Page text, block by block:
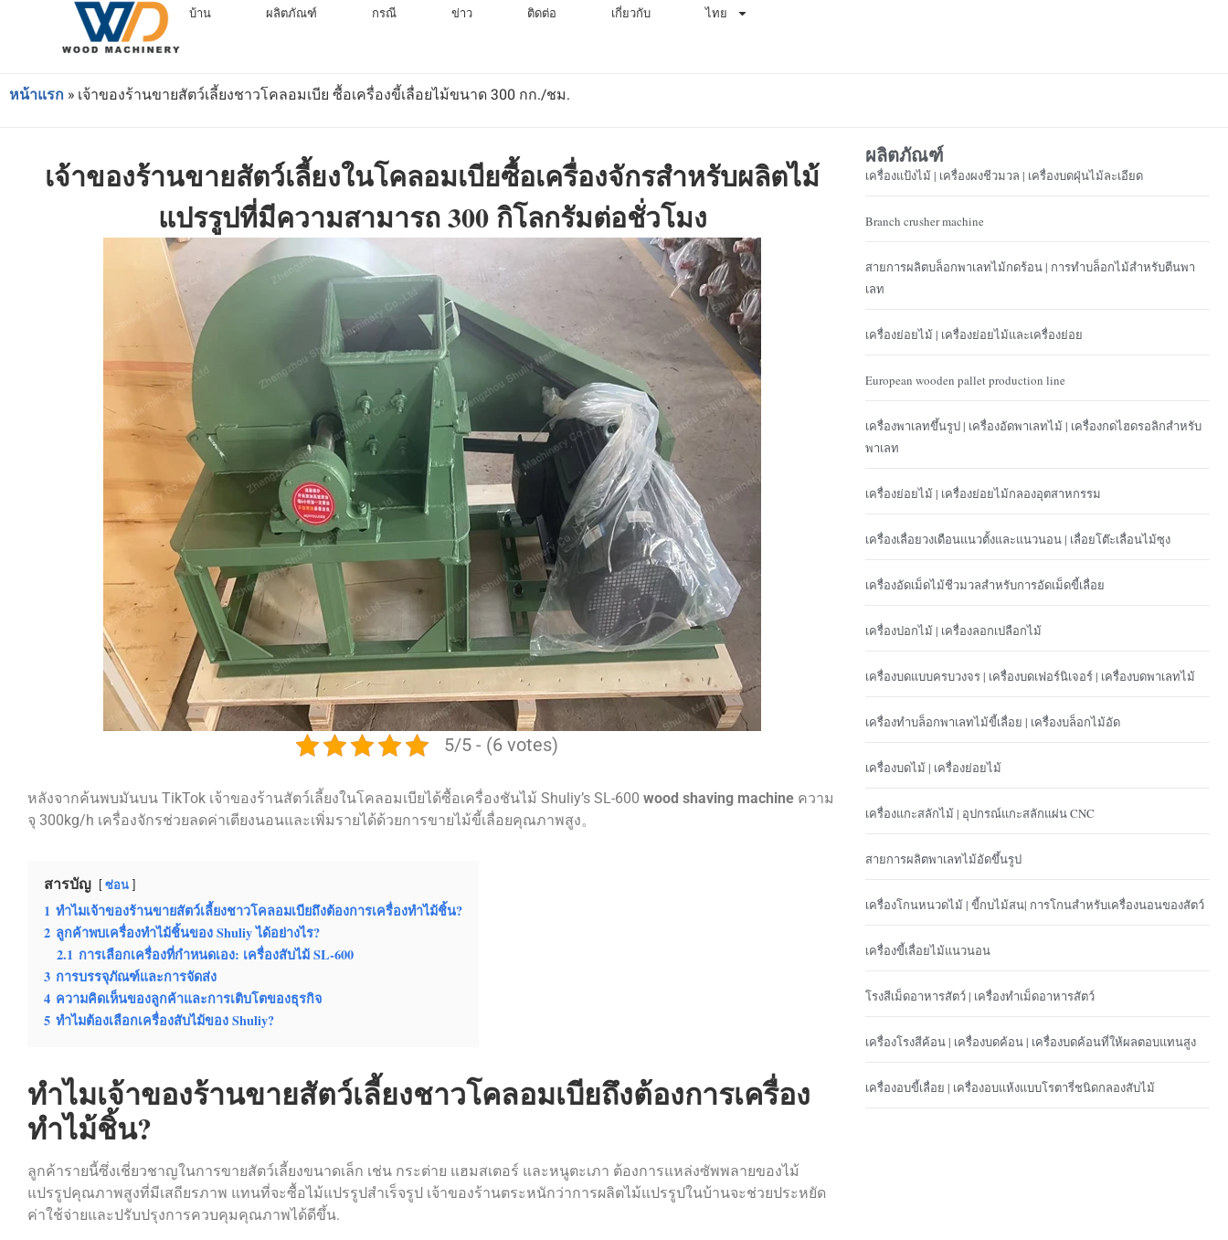
บ้าน ผลิตภัณฑ์ กรณี ข่าว ติดต่อ เกี่ยวกับ ไทย
หน้าแรก » เจ้าของร้านขายสัตว์เลี้ยงชาวโคลอมเบีย ซื้อเครื่องขี้เลื่อยไม้ขนาด 300 กก./ชม.
เจ้าของร้านขายสัตว์เลี้ยงในโคลอมเบียซื้อเครื่องจักรสำหรับผลิตไม้
แปรรูปที่มีความสามารถ 300 กิโลกรัมต่อชั่วโมง
5/5 - (6 votes)
หลังจากค้นพบมันบน TikTok เจ้าของร้านสัตว์เลี้ยงในโคลอมเบียได้ซื้อเครื่องชันไม้ Shuliy’s SL-600 wood shaving machine ความ
จุ 300kg/h เครื่องจักรช่วยลดค่าเตียงนอนและเพิ่มรายได้ด้วยการขายไม้ขี้เลื่อยคุณภาพสูง。
สารบัญ ซ่อน
1 ทำไมเจ้าของร้านขายสัตว์เลี้ยงชาวโคลอมเบียถึงต้องการเครื่องทำไม้ชิ้น?
2 ลูกค้าพบเครื่องทำไม้ชิ้นของ Shuliy ได้อย่างไร?
2.1 การเลือกเครื่องที่กำหนดเอง: เครื่องสับไม้ SL-600
3 การบรรจุภัณฑ์และการจัดส่ง
4 ความคิดเห็นของลูกค้าและการเติบโตของธุรกิจ
5 ทำไมต้องเลือกเครื่องสับไม้ของ Shuliy?
ทำไมเจ้าของร้านขายสัตว์เลี้ยงชาวโคลอมเบียถึงต้องการเครื่อง
ทำไม้ชิ้น?
ลูกค้ารายนี้ซึ่งเชี่ยวชาญในการขายสัตว์เลี้ยงขนาดเล็ก เช่น กระต่าย แฮมสเตอร์ และหนูตะเภา ต้องการแหล่งซัพพลายของไม้
แปรรูปคุณภาพสูงที่มีเสถียรภาพ แทนที่จะซื้อไม้แปรรูปสำเร็จรูป เจ้าของร้านตระหนักว่าการผลิตไม้แปรรูปในบ้านจะช่วยประหยัด
ค่าใช้จ่ายและปรับปรุงการควบคุมคุณภาพได้ดีขึ้น.
ผลิตภัณฑ์
เครื่องแป้งไม้ | เครื่องผงชีวมวล | เครื่องบดฝุ่นไม้ละเอียด
Branch crusher machine
สายการผลิตบล็อกพาเลทไม้กดร้อน | การทำบล็อกไม้สำหรับตีนพา
เลท
เครื่องย่อยไม้ | เครื่องย่อยไม้และเครื่องย่อย
European wooden pallet production line
เครื่องพาเลทขึ้นรูป | เครื่องอัดพาเลทไม้ | เครื่องกดไฮดรอลิกสำหรับ
พาเลท
เครื่องย่อยไม้ | เครื่องย่อยไม้กลองอุตสาหกรรม
เครื่องเลื่อยวงเดือนแนวตั้งและแนวนอน | เลื่อยโต๊ะเลื่อนไม้ซุง
เครื่องอัดเม็ดไม้ชีวมวลสำหรับการอัดเม็ดขี้เลื่อย
เครื่องปอกไม้ | เครื่องลอกเปลือกไม้
เครื่องบดแบบครบวงจร | เครื่องบดเฟอร์นิเจอร์ | เครื่องบดพาเลทไม้
เครื่องทำบล็อกพาเลทไม้ขี้เลื่อย | เครื่องบล็อกไม้อัด
เครื่องบดไม้ | เครื่องย่อยไม้
เครื่องแกะสลักไม้ | อุปกรณ์แกะสลักแผ่น CNC
สายการผลิตพาเลทไม้อัดขึ้นรูป
เครื่องโกนหนวดไม้ | ขี้กบไม้สน| การโกนสำหรับเครื่องนอนของสัตว์
เครื่องขี้เลื่อยไม้แนวนอน
โรงสีเม็ดอาหารสัตว์ | เครื่องทำเม็ดอาหารสัตว์
เครื่องโรงสีค้อน | เครื่องบดค้อน | เครื่องบดค้อนที่ให้ผลตอบแทนสูง
เครื่องอบขี้เลื่อย | เครื่องอบแห้งแบบโรตารี่ชนิดกลองสับไม้